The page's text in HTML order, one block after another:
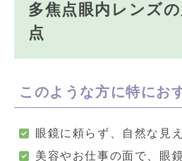
多焦点眼内レンズ
点
このような方に特にお
眼鏡に頼らず、自然な見
美容やお仕事の面で、眼